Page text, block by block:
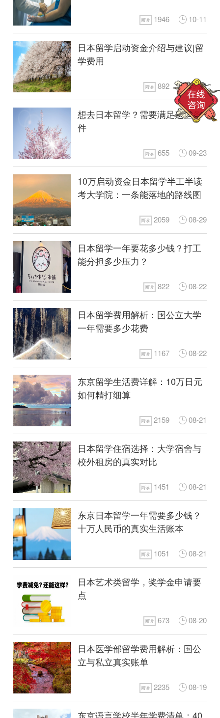
阅读 1946 10-11
日本留学启动资金介绍与建议|留
学费用
阅读 892 09-24
想去日本留学？需要满足这些条
件
阅读 655 09-23
10万启动资金日本留学半工半读
考大学院：一条能落地的路线图
阅读 2059 08-29
日本留学一年要花多少钱？打工
能分担多少压力？
阅读 822 08-22
日本留学费用解析：国公立大学
一年需要多少花费
阅读 1167 08-22
东京留学生活费详解：10万日元
如何精打细算
阅读 2159 08-21
日本留学住宿选择：大学宿舍与
校外租房的真实对比
阅读 1451 08-21
东京日本留学一年需要多少钱？
十万人民币的真实生活账本
阅读 1051 08-21
日本艺术类留学，奖学金申请要
点
阅读 673 08-20
日本医学部留学费用解析：国公
立与私立真实账单
阅读 2235 08-19
东京语言学校半年学费清单：40